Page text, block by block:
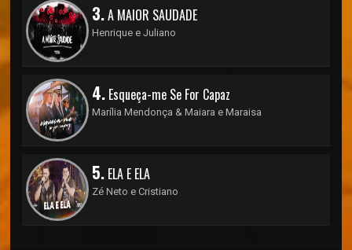
3.A MAIOR SAUDADE
Henrique e Juliano
4. Esqueça-me Se For Capaz
Marília Mendonça & Maiara e Maraisa
5. ELA E ELA
Zé Neto e Cristiano